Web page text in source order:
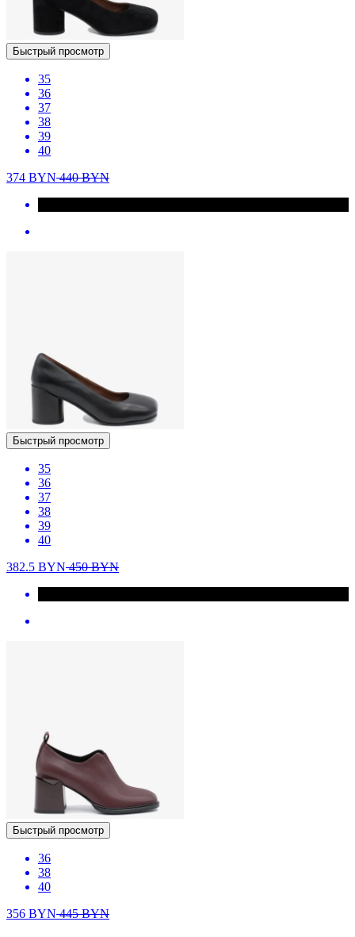
Быстрый просмотр
35
36
37
38
39
40
374 BYN440BYN
Быстрый просмотр
35
36
37
38
39
40
382.5 BYN450BYN
Быстрый просмотр
36
38
40
356 BYN445BYN